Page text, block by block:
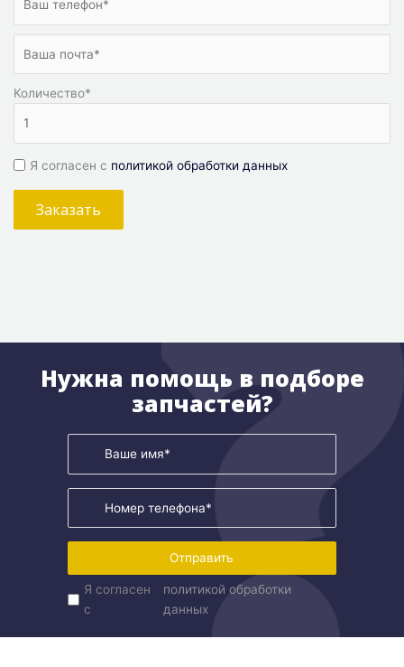
Количество*
Я согласен с политикой обработки данных
Заказать
Нужна помощь в подборе
запчастей?
Отправить
Я согласен
с
политикой обработки
данных